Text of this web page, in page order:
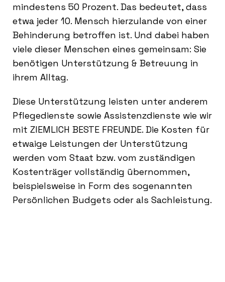
mindestens 50 Prozent. Das bedeutet, dass
etwa jeder 10. Mensch hierzulande von einer
Behinderung betroffen ist. Und dabei haben
viele dieser Menschen eines gemeinsam: Sie
benötigen Unterstützung & Betreuung in
ihrem Alltag.
Diese Unterstützung leisten unter anderem
Pflegedienste sowie Assistenzdienste wie wir
mit ZIEMLICH BESTE FREUNDE. Die Kosten für
etwaige Leistungen der Unterstützung
werden vom Staat bzw. vom zuständigen
Kostenträger vollständig übernommen,
beispielsweise in Form des sogenannten
Persönlichen Budgets oder als Sachleistung.